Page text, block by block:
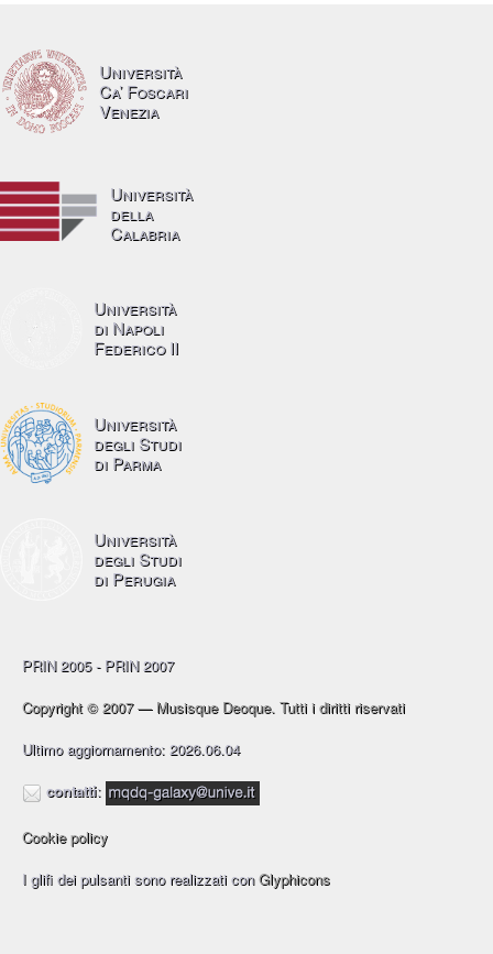
Università
Ca’ Foscari
Venezia
Università
della
Calabria
Università
di Napoli
Federico II
Università
degli Studi
di Parma
Università
degli Studi
di Perugia
PRIN 2005 - PRIN 2007
Copyright © 2007 — Musisque Deoque. Tutti i diritti riservati
Ultimo aggiornamento: 2026.06.04
contatti:
Cookie policy
I glifi dei pulsanti sono realizzati conGlyphicons